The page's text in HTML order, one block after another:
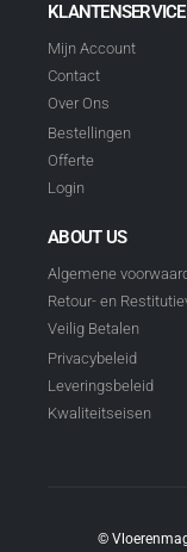
KLANTENSERVICE
Mijn Account
Contact
Over Ons
Bestellingen
Offerte
Login
ABOUT US
Algemene
Retour- en
Veilig Betalen
Privacybeleid
Leveringsbeleid
Kwaliteitseisen
©